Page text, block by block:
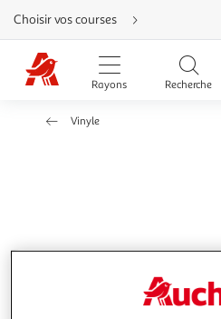
Aller
directement
au
contenu
Aller
directement
Aller
d'aide
Choisir vos courses
Rayons Recherche
Vinyle